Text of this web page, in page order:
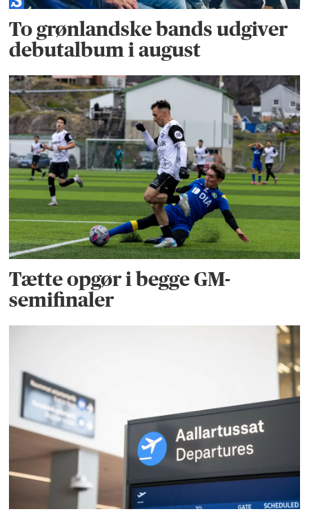
To grønlandske bands udgiver
debutalbum i august
Tætte opgør i begge GM-
semifinaler